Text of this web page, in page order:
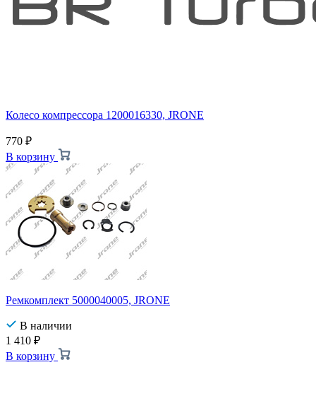
Колесо компрессора 1200016330, JRONE
770 ₽
В корзину
Ремкомплект 5000040005, JRONE
В наличии
1 410 ₽
В корзину